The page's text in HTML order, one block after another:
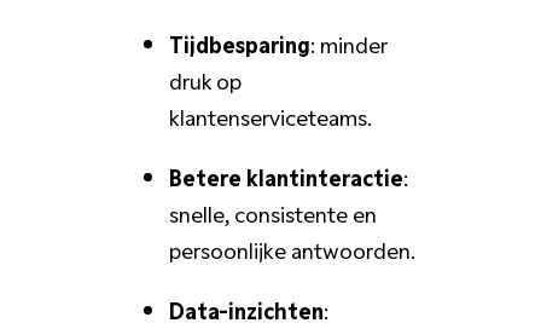
Tijdbesparing: minder
druk op
klantenserviceteams.
Betere klantinteractie:
snelle, consistente en
persoonlijke antwoorden.
Data-inzichten: